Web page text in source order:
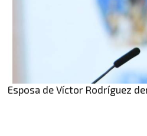
Esposa de Víctor Rodríguez